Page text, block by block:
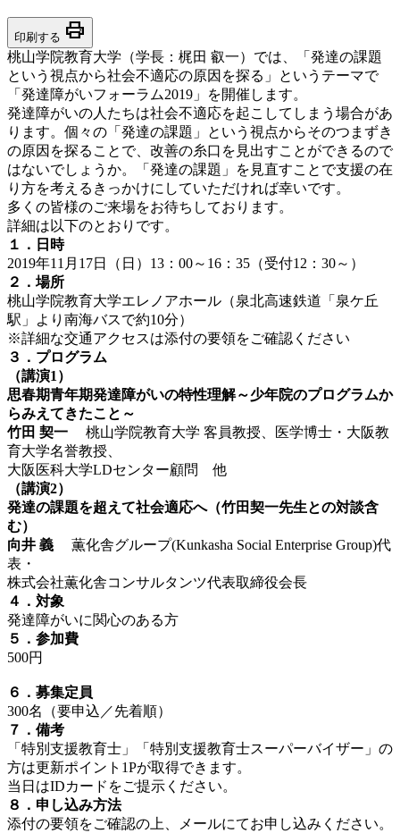
印刷する print
桃山学院教育大学（学長：梶田 叡一）では、「発達の課題
という視点から社会不適応の原因を探る」というテーマで
「発達障がいフォーラム2019」を開催します。
発達障がいの人たちは社会不適応を起こしてしまう場合があ
ります。個々の「発達の課題」という視点からそのつまずき
の原因を探ることで、改善の糸口を見出すことができるので
はないでしょうか。「発達の課題」を見直すことで支援の在
り方を考えるきっかけにしていただければ幸いです。
多くの皆様のご来場をお待ちしております。
詳細は以下のとおりです。
１．日時
2019年11月17日（日）13：00～16：35（受付12：30～）
２．場所
桃山学院教育大学エレノアホール（泉北高速鉄道「泉ケ丘
駅」より南海バスで約10分）
※詳細な交通アクセスは添付の要領をご確認ください
３．プログラム
（講演1）
思春期青年期発達障がいの特性理解～少年院のプログラムか
らみえてきたこと～
竹田 契一 桃山学院教育大学 客員教授、医学博士・大阪教
育大学名誉教授、
大阪医科大学LDセンター顧問 他
（講演2）
発達の課題を超えて社会適応へ（竹田契一先生との対談含
む）
向井 義 薫化舎グループ(Kunkasha Social Enterprise Group)代
表・
株式会社薫化舎コンサルタンツ代表取締役会長
４．対象
発達障がいに関心のある方
５．参加費
500円
６．募集定員
300名（要申込／先着順）
７．備考
「特別支援教育士」「特別支援教育士スーパーバイザー」の
方は更新ポイント1Pが取得できます。
当日はIDカードをご提示ください。
８．申し込み方法
添付の要領をご確認の上、メールにてお申し込みください。